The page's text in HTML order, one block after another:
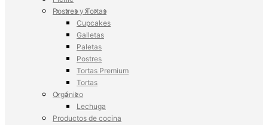
Postres y Tortas
Cupcakes
Galletas
Paletas
Postres
Tortas Premium
Tortas
Orgánico
Lechuga
Productos de cocina